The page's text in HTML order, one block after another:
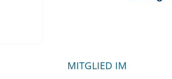
MITGLIED IM